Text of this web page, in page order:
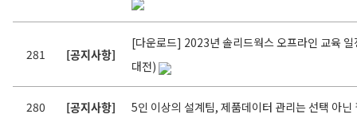
281 [공지사항]
[다운로드] 2023년 솔리드웍스 오프라인 교육
대전)
280 [공지사항] 5인 이상의 설계팀, 제품데이터 관리는 선택 아닌